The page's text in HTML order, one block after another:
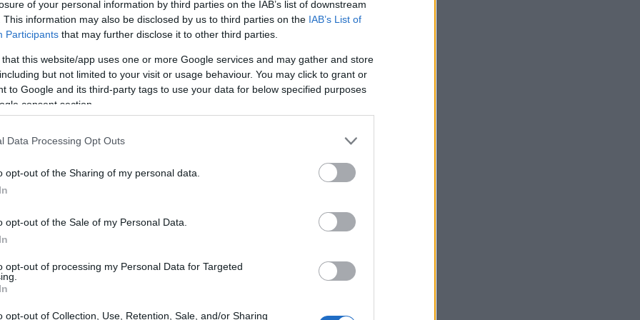
of your personal information by third parties on the IAB’s list of downstream
This information may also be disclosed by us to third parties on the IAB’s List of
Participants that may further disclose it to other third parties.
that this website/app uses one or more Google services and may gather and store
but not limited to your visit or usage behaviour. You may click to grant or
to Google and its third-party tags to use your data for below specified purposes
consent section.
Data Processing Opt Outs
opt-out of the Sharing of my personal data.
opt-out of the Sale of my Personal Data.
opt-out of processing my Personal Data for Targeted
opt-out of Collection, Use, Retention, Sale, and/or Sharing
(γνωστή και ως παραλία του Αγίου Νικολάου) δεν
κοσμοπολίτικη βραχώδης εξέδρα με υπέροχη θέα στα
ακριβώς κάτω από την ιστορική συνοικία
και σκαλοπάτια που οδηγούν κατευθείαν στη θάλασσα.